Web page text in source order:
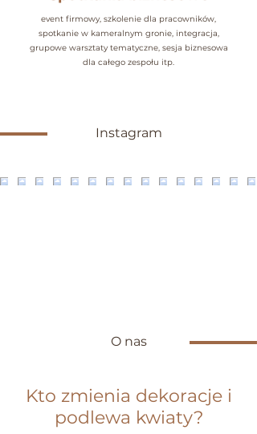
event firmowy, szkolenie dla pracowników,
spotkanie w kameralnym gronie, integracja,
grupowe warsztaty tematyczne, sesja biznesowa
dla całego zespołu itp.
Instagram
O nas
Kto zmienia dekoracje i
podlewa kwiaty?